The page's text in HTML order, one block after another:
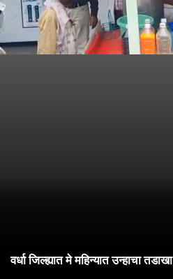
वर्धा जिल्ह्यात मे महिन्यात उन्हाचा तडाखा